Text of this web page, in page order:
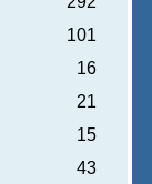
101
16
21
15
43